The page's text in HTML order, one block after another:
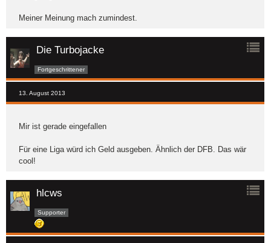
Meiner Meinung mach zumindest.
Die Turbojacke
Fortgeschrittener
13. August 2013
Mir ist gerade eingefallen
Für eine Liga würd ich Geld ausgeben. Ähnlich der DFB. Das wär
cool!
hlcws
Supporter